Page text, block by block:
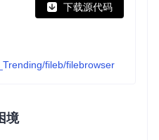
下载源代码
fileb/filebrowser
境